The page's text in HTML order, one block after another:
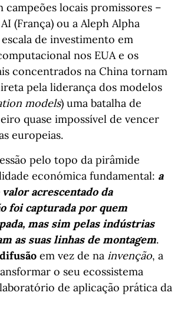
campeões locais promissores –
(França) ou a Aleph Alpha
escala de investimento em
nos EUA e os
concentrados na China tornam
pela liderança dos modelos
models) uma batalha de
quase impossível de vencer
europeias.
pelo topo da pirâmide
económica fundamental: a
acrescentado da
foi capturada por quem
mas sim pelas indústrias
as suas linhas de montagem.
difusão em vez de na invenção, a
o seu ecossistema
de aplicação prática da